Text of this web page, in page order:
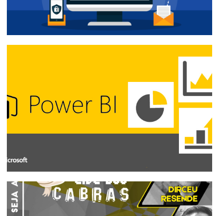
[Live] - Como foi o webcast "Sete Zomis
[Live] - Power BI Service vs Power BI
Report Server - 27/02/2019 às 20:30
1 min de leitura